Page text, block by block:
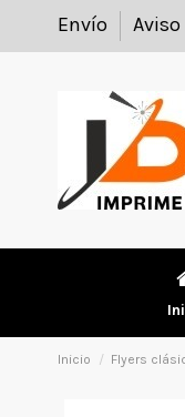
Envío
Inicio Flyers